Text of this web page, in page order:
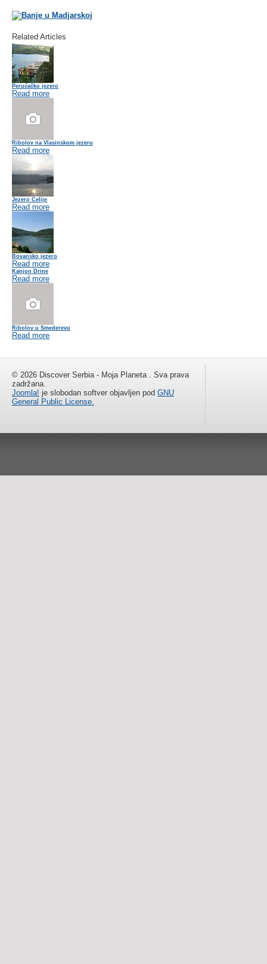
Related Articles
Perućačko jezero
Read more
Ribolov na Vlasinskom jezeru
Read more
Jezero Ćelije
Read more
Bovansko jezero
Read more
Kanjon Drine
Read more
Ribolov u Smederevu
Read more
© 2026 Discover Serbia - Moja Planeta . Sva prava
zadržana.
Joomla! je slobodan softver objavljen pod GNU
General Public License.